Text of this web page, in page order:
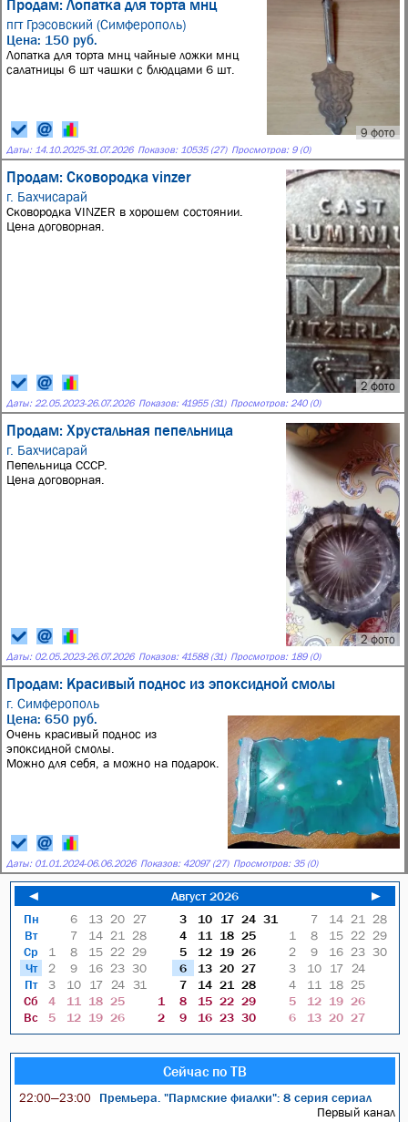
Продам: Лопатка для торта мнц
пгт Грэсовский (Симферополь)
9 фото
Цена: 150 руб.
Лопатка для торта мнц чайные ложки мнц
салатницы 6 шт чашки с блюдцами 6 шт.
Даты: 14.10.2025-31.07.2026 Показов: 10535 (27) Просмотров: 9 (0)
Продам: Сковородка vinzer
г. Бахчисарай
2 фото
Сковородка VINZER в хорошем состоянии.
Цена договорная.
Даты: 22.05.2023-26.07.2026 Показов: 41955 (31) Просмотров: 240 (0)
Продам: Хрустальная пепельница
г. Бахчисарай
2 фото
Пепельница СССР.
Цена договорная.
Даты: 02.05.2023-26.07.2026 Показов: 41588 (31) Просмотров: 189 (0)
Продам: Красивый поднос из эпоксидной смолы
г. Симферополь
Цена: 650 руб.
Очень красивый поднос из
эпоксидной смолы.
Можно для себя, а можно на подарок.
Даты: 01.01.2024-06.06.2026 Показов: 42097 (27) Просмотров: 35 (0)
◄ Август 2026
►
Пн
Вт
Ср
Чт
Пт
Сб
Вс
6 13 20
27
7
14 21
28
1
8 15 22 29
2
9 16 23 30
3
10 17 24 31
4
11 18 25
5
12 19 26
3 10 17 24 31
4
11 18 25
5
12 19 26
6
13 20 27
7
14 21
28
1
8 15 22 29
2
9 16 23 30
7 14 21
28
1
8 15 22 29
2
9 16 23 30
3
10 17
24
4
11 18 25
5
12 19 26
6
13 20 27
Сейчас по ТВ
22:00—23:00
Премьера. "Пармские фиалки": 8 серия сериал
Первый канал